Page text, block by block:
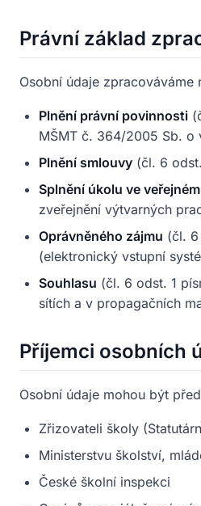
Právní základ
Osobní údaje zpracováváme
Plnění právní povinnosti
MŠMT č. 364/2005 Sb. o
Plnění smlouvy (čl. 6
Splnění úkolu ve
zveřejnění výtvarných
Oprávněného zájmu (čl. 6
(elektronický vstupní
Souhlasu (čl. 6 odst. 1
sítích a v propagačních
Příjemci osobních
Osobní údaje mohou být
Zřizovateli školy
Ministerstvu školství,
České školní inspekci